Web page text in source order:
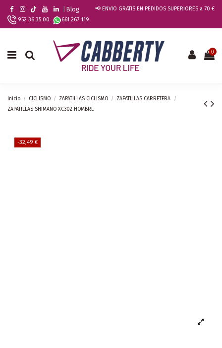
Blog
📢 ENVIO GRATIS EN PEDIDOS SUPERIORES a 70 €
952 36 35 00
661 267 119
0
Inicio CICLISMO ZAPATILLAS CICLISMO
ZAPATILLAS CARRETERA
ZAPATILLAS SHIMANO XC302 HOMBRE
-32,49 €